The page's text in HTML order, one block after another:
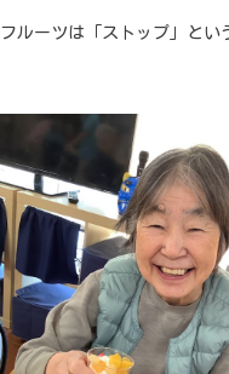
フルーツは「ストップ」とい